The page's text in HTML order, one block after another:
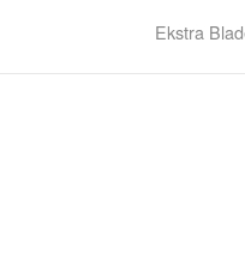
Ekstra